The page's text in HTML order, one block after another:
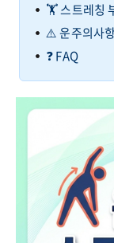
🏋️ 스트레칭
⚠️ 운주의사
❓ FAQ